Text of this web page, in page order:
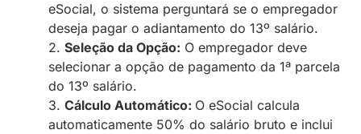
eSocial, o sistema perguntará se o empregador
deseja pagar o adiantamento do 13º salário.
2. Seleção da Opção: O empregador deve
selecionar a opção de pagamento da 1ª parcela
do 13º salário.
3. Cálculo Automático: O eSocial calcula
automaticamente 50% do salário bruto e inclui